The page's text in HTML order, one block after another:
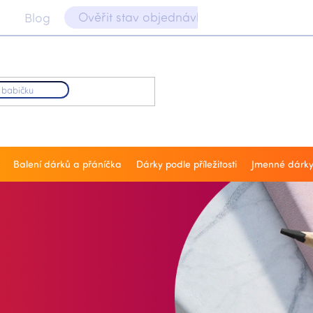
Blog Ověřit stav objednávky 📝
Balení dárků a přáníčka Dárky podle příležitosti Jmenné dárky